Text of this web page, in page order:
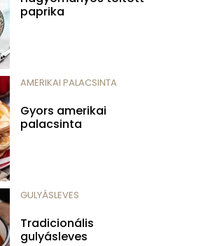
paprika
AMERIKAI PALACSINTA
Gyors amerikai
palacsinta
GULYÁSLEVES
Tradicionális
gulyásleves